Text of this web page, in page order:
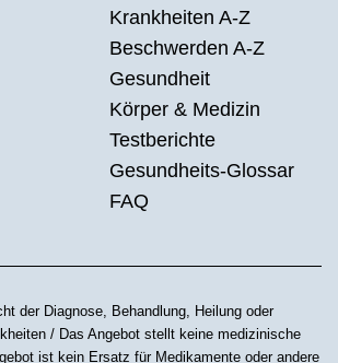
Krankheiten A-Z
Beschwerden A-Z
Gesundheit
Körper & Medizin
Testberichte
Gesundheits-Glossar
FAQ
der Diagnose, Behandlung, Heilung oder
/ Das Angebot stellt keine medizinische
ist kein Ersatz für Medikamente oder andere